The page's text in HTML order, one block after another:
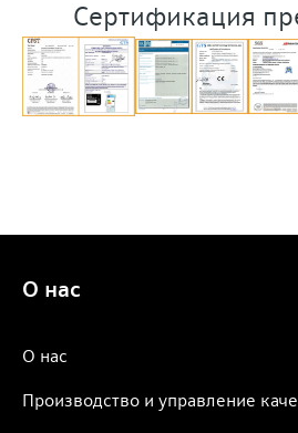
Сертификация
О нас
О нас
Производство и управление